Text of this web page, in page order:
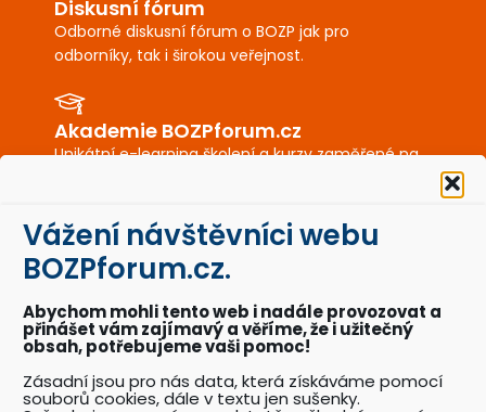
Vážení návštěvníci webu
BOZPforum.cz.
Abychom mohli tento web i nadále provozovat a
přinášet vám zajímavý a věříme, že i užitečný
obsah, potřebujeme vaši pomoc!
Zásadní jsou pro nás data, která získáváme pomocí
souborů cookies, dále v textu jen sušenky.
Diskusní fórum
Odborné diskusní fórum o BOZP jak pro
odborníky, tak i širokou veřejnost.
Akademie BOZPforum.cz
Unikátní e-learning školení a kurzy zaměřené na
BOZPkestazeni.cz
Desítky profesionálně připravených vzorových
dokumentů a posterů BOZP a PO.
Akce BOZPforum.cz
Přehled pořádaných akcí se zaměřením na